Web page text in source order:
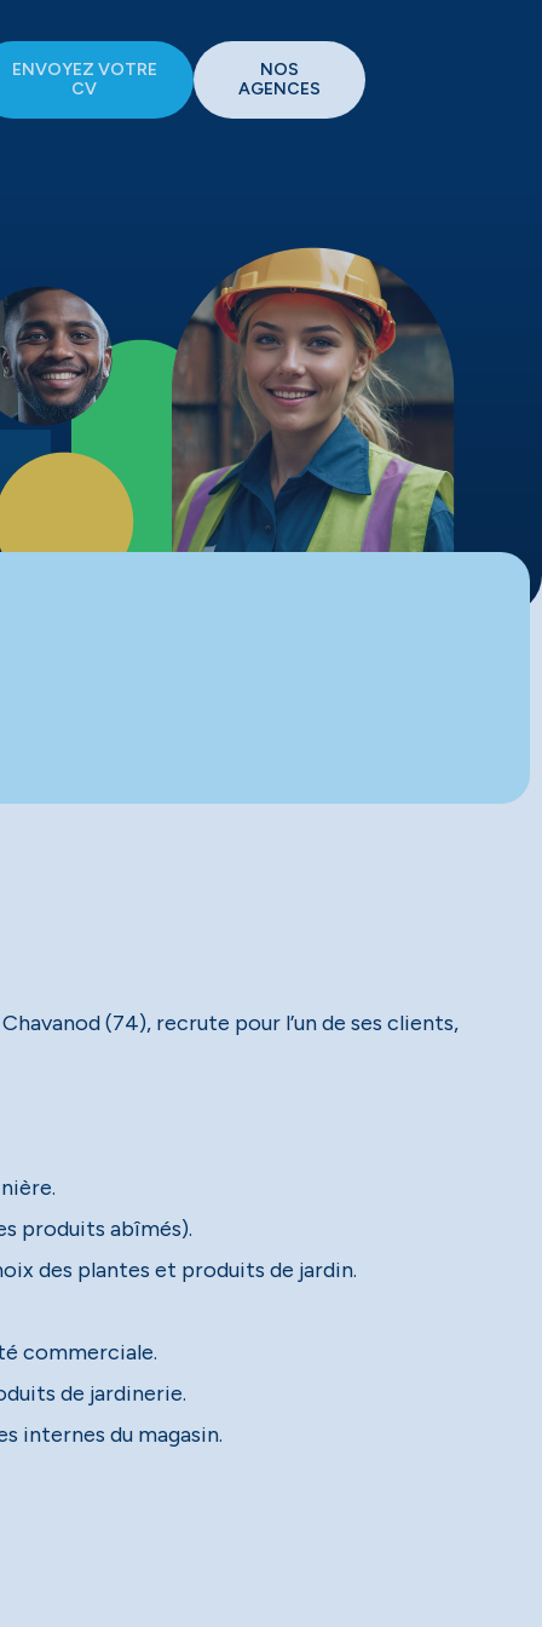
ENVOYEZ VOTRE
CV
NOS
AGENCES
(74), recrute pour l’un de ses clients,
produits abîmés).
des plantes et produits de jardin.
commerciale.
de jardinerie.
internes du magasin.